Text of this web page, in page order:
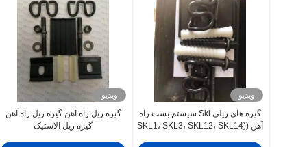
ویدیو
گیره های ریلی Skl سیستم بست راه
آهن (SKL1، SKL3، SKL12، SKL14)
ویدیو
گیره ریل راه آهن گیره ریل راه آهن
گیره ریل الاستیک